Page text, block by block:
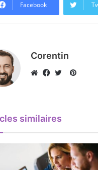
Facebook
Corentin
similaires